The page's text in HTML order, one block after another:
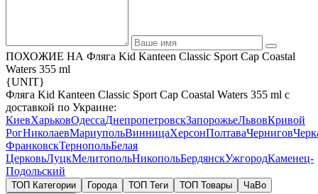
ПОХОЖИЕ НА Фляга Kid Kanteen Classic Sport Cap Coastal
Waters 355 ml
{UNIT}
Фляга Kid Kanteen Classic Sport Cap Coastal Waters 355 ml с
доставкой по Украине:
КиевХарьковОдессаДнепропетровскЗапорожьеЛьвовКривой
РогНиколаевМариупольВинницаХерсонПолтаваЧернигов
ФранковскТернопольБелая
ЦерковьЛуцкМелитопольНикопольБердянскУжгородКаменец-
Подольский
ТОП Категории Города ТОП Теги ТОП Товары
ЧаВо